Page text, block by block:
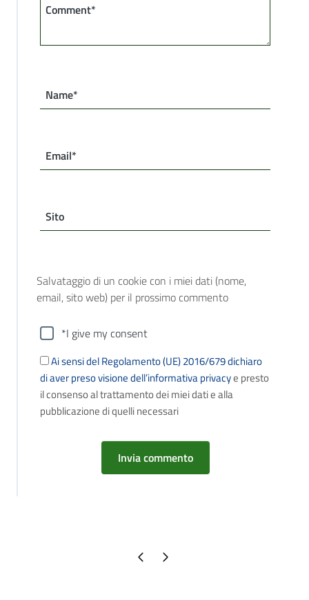
Comment*
Name*
Email*
Sito
Salvataggio di un cookie con i miei dati (nome,
email, sito web) per il prossimo commento
*I give my consent
Ai sensi del Regolamento (UE) 2016/679 dichiaro
di aver preso visione dell’informativa privacye presto
il consenso al trattamento dei miei dati e alla
pubblicazione di quelli necessari
Pagina precedente
Pagina successiva